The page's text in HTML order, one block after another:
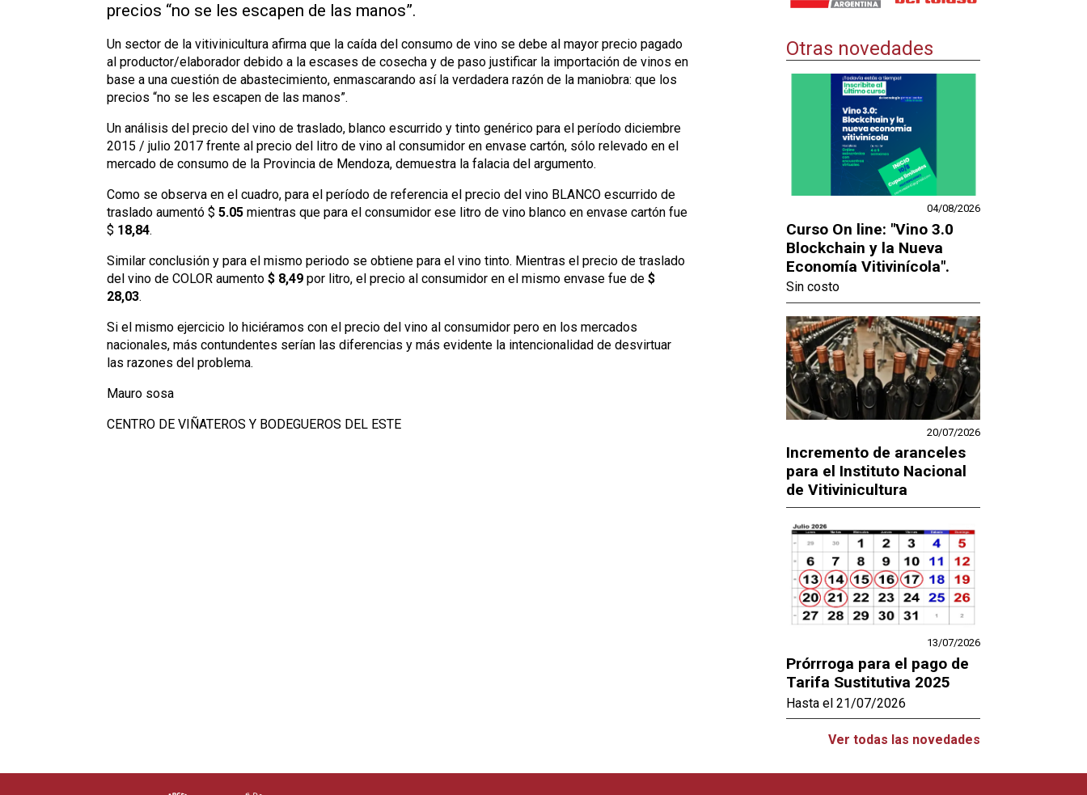
precios “no se les escapen de las manos”.
Un sector de la vitivinicultura afirma que la caída del consumo de vino se debe al mayor precio pagado
al productor/elaborador debido a la escases de cosecha y de paso justificar la importación de vinos en
base a una cuestión de abastecimiento, enmascarando así la verdadera razón de la maniobra: que los
precios “no se les escapen de las manos”.
Un análisis del precio del vino de traslado, blanco escurrido y tinto genérico para el período diciembre
2015 / julio 2017 frente al precio del litro de vino al consumidor en envase cartón, sólo relevado en el
mercado de consumo de la Provincia de Mendoza, demuestra la falacia del argumento.
Como se observa en el cuadro, para el período de referencia el precio del vino BLANCO escurrido de
traslado aumentó $ 5.05 mientras que para el consumidor ese litro de vino blanco en envase cartón fue
$ 18,84.
Similar conclusión y para el mismo periodo se obtiene para el vino tinto. Mientras el precio de traslado
del vino de COLOR aumento $ 8,49 por litro, el precio al consumidor en el mismo envase fue de $
28,03.
Si el mismo ejercicio lo hiciéramos con el precio del vino al consumidor pero en los mercados
nacionales, más contundentes serían las diferencias y más evidente la intencionalidad de desvirtuar
las razones del problema.
Mauro sosa
CENTRO DE VIÑATEROS Y BODEGUEROS DEL ESTE
Otras novedades
04/08/2026
Curso On line: "Vino 3.0
Blockchain y la Nueva
Economía Vitivinícola".
Sin costo
20/07/2026
Incremento de aranceles
para el Instituto Nacional
de Vitivinicultura
13/07/2026
Prórrroga para el pago de
Tarifa Sustitutiva 2025
Hasta el 21/07/2026
Ver todas las novedades